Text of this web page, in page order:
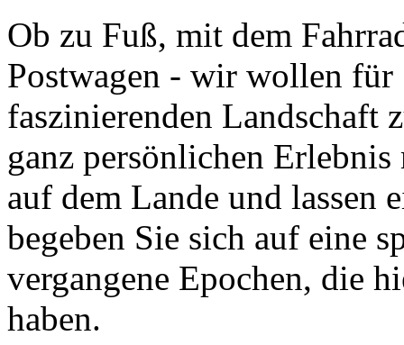
Ob zu Fuß, mit dem
Postwagen - wir wollen für
faszinierenden Landschaft
ganz persönlichen
auf dem Lande und lassen
begeben Sie sich auf eine
vergangene Epochen, die
haben.